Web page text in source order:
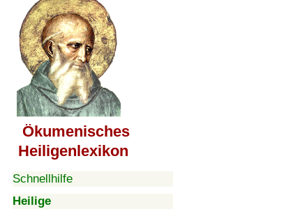
Ökumenisches
Heiligenlexikon
Schnellhilfe
Heilige